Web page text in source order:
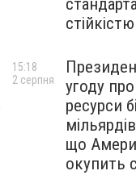
стійкістю
угоду
ресурси
що
окупить
15:18
2 серпня